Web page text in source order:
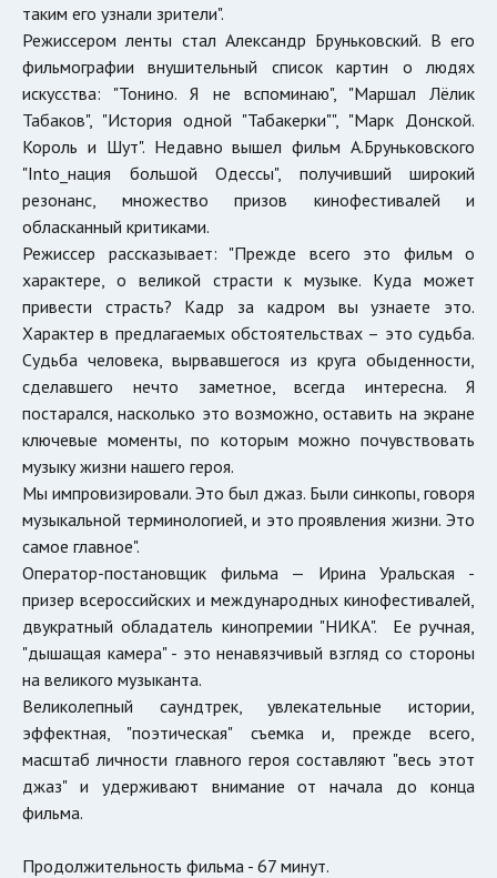
таким его узнали зрители".
Режиссером ленты стал Александр Бруньковский. В его
фильмографии внушительный список картин о людях
искусства: "Тонино. Я не вспоминаю", "Маршал Лёлик
Табаков", "История одной "Табакерки"", "Марк Донской.
Король и Шут". Недавно вышел фильм А.Бруньковского
"Into_нация большой Одессы", получивший широкий
резонанс, множество призов кинофестивалей и
обласканный критиками.
Режиссер рассказывает: "Прежде всего это фильм о
характере, о великой страсти к музыке. Куда может
привести страсть? Кадр за кадром вы узнаете это.
Характер в предлагаемых обстоятельствах – это судьба.
Судьба человека, вырвавшегося из круга обыденности,
сделавшего нечто заметное, всегда интересна. Я
постарался, насколько это возможно, оставить на экране
ключевые моменты, по которым можно почувствовать
музыку жизни нашего героя.
Мы импровизировали. Это был джаз. Были синкопы, говоря
музыкальной терминологией, и это проявления жизни. Это
самое главное".
Оператор-постановщик фильма — Ирина Уральская -
призер всероссийских и международных кинофестивалей,
двукратный обладатель кинопремии "НИКА". Ее ручная,
"дышащая камера" - это ненавязчивый взгляд со стороны
на великого музыканта.
Великолепный саундтрек, увлекательные истории,
эффектная, "поэтическая" съемка и, прежде всего,
масштаб личности главного героя составляют "весь этот
джаз" и удерживают внимание от начала до конца
фильма.
Продолжительность фильма - 67 минут.